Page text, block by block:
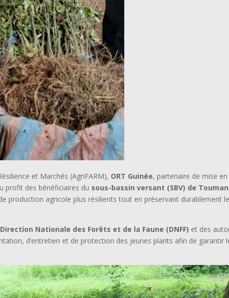
et Marchés (AgriFARM), ORT Guinée, partenaire de mise
profit des bénéficiaires du sous-bassin versant (SBV) de
production agricole plus résilients tout en préservant durablement
Direction Nationale des Forêts et de la Faune (DNFF) et des
d’entretien et de protection des jeunes plants afin de garantir